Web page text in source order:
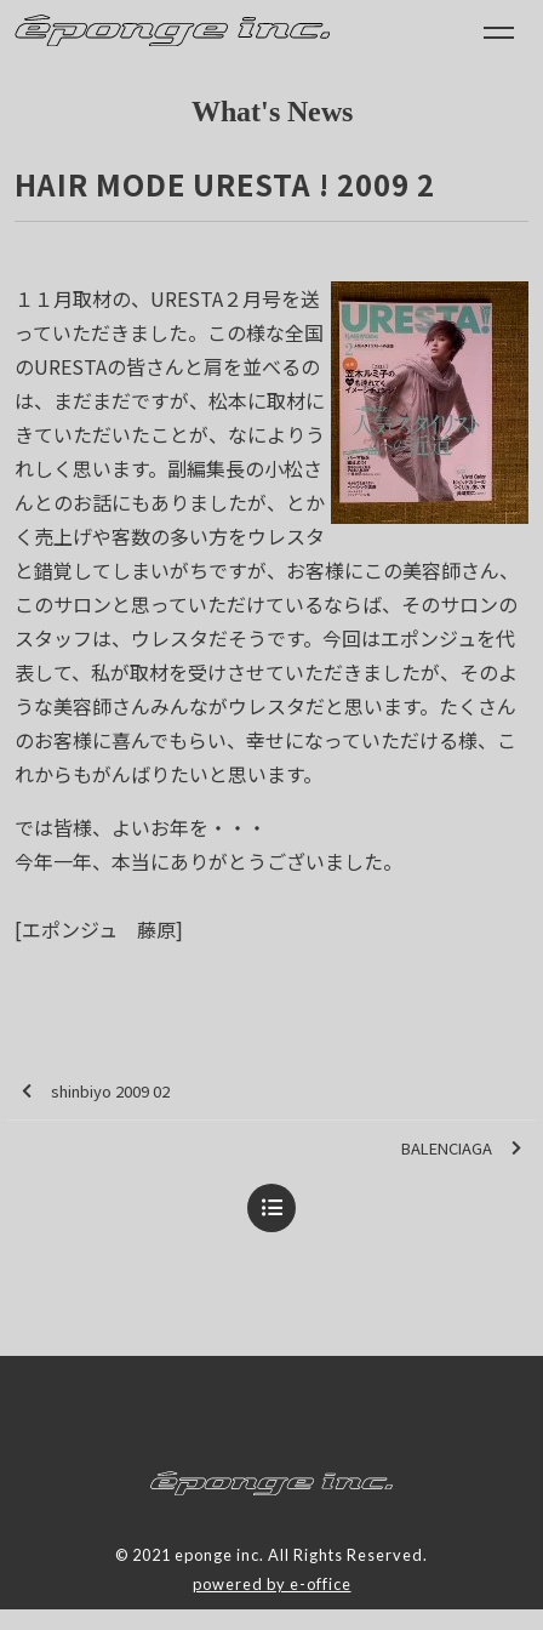
What's News
HAIR MODE URESTA ! 2009 2
１１月取材の、URESTA２月号を送
っていただきました。この様な全国
のURESTAの皆さんと肩を並べるの
は、まだまだですが、松本に取材に
きていただいたことが、なによりう
れしく思います。副編集長の小松さ
んとのお話にもありましたが、とか
く売上げや客数の多い方をウレスタ
と錯覚してしまいがちですが、お客様にこの美容師さん、
このサロンと思っていただけているならば、そのサロンの
スタッフは、ウレスタだそうです。今回はエポンジュを代
表して、私が取材を受けさせていただきましたが、そのよ
うな美容師さんみんながウレスタだと思います。たくさん
のお客様に喜んでもらい、幸せになっていただける様、こ
れからもがんばりたいと思います。
では皆様、よいお年を・・・
今年一年、本当にありがとうございました。
[エポンジュ 藤原]
shinbiyo 2009 02
BALENCIAGA
© 2021 eponge inc. All Rights Reserved.
powered by e-office